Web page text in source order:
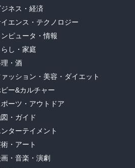
ジネス・経済
エンス・テクノロジー
ンピュータ・情報
らし・家庭
・酒
ァッション・美容・ダイエット
ー&カルチャー
ポーツ・アウトドア
・ガイド
ンターテイメント
・アート
・音楽・演劇